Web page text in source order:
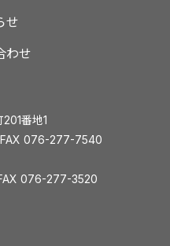
せ
わせ
番地1
076-277-7540
076-277-3520